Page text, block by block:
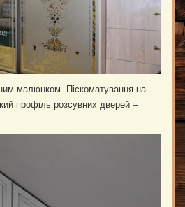
малюнком. Піскоматування на
профіль розсувних дверей –